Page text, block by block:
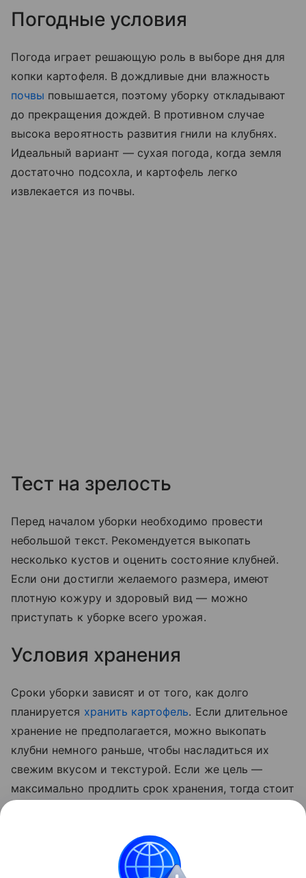
Погодные условия
Погода играет решающую роль в выборе дня для
копки картофеля. В дождливые дни влажность
почвы повышается, поэтому уборку откладывают
до прекращения дождей. В противном случае
высока вероятность развития гнили на клубнях.
Идеальный вариант — сухая погода, когда земля
достаточно подсохла, и картофель легко
извлекается из почвы.
Тест на зрелость
Перед началом уборки необходимо провести
небольшой текст. Рекомендуется выкопать
несколько кустов и оценить состояние клубней.
Если они достигли желаемого размера, имеют
плотную кожуру и здоровый вид — можно
приступать к уборке всего урожая.
Условия хранения
Сроки уборки зависят и от того, как долго
планируется хранить картофель. Если длительное
хранение не предполагается, можно выкопать
клубни немного раньше, чтобы насладиться их
свежим вкусом и текстурой. Если же цель —
максимально продлить срок хранения, тогда стоит
сохраняя свои питательные свойства в течение